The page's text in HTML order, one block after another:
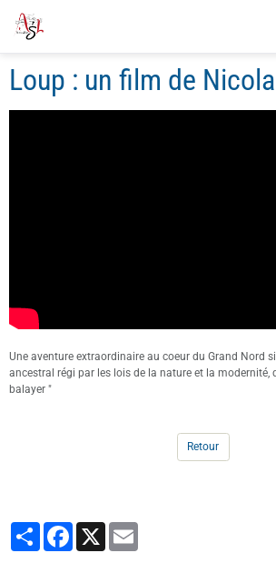
Loup : un film de
Une aventure extraordinaire au coeur du Grand Nord
ancestral régi par les lois de la nature et la modernité,
balayer "
Retour
PartagerFacebook